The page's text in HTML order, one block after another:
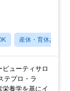
産休・育休あり
ューティサロ
テプロ・ラ
養学を基にイ